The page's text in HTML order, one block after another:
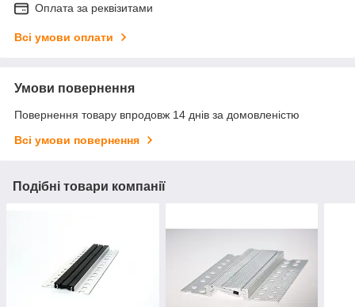
Оплата за реквізитами
Всі умови оплати
Умови повернення
Повернення товару впродовж 14 днів за домовленістю
Всі умови повернення
Подібні товари компанії